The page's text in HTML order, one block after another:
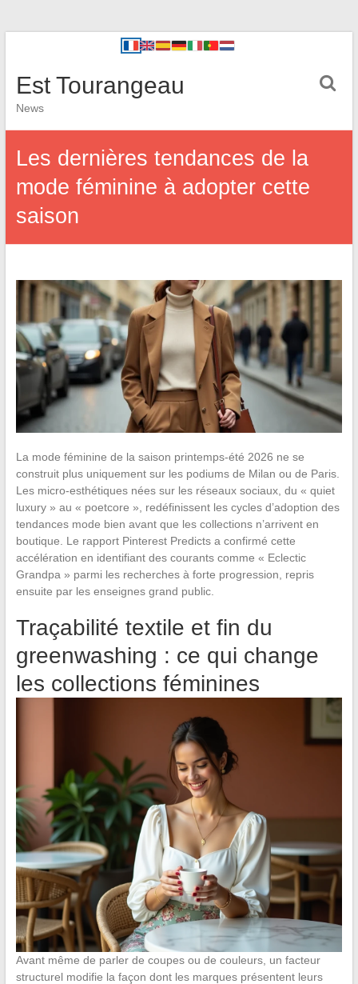
Est Tourangeau
News
Les dernières tendances de la
mode féminine à adopter cette
saison
La mode féminine de la saison printemps-été 2026 ne se
construit plus uniquement sur les podiums de Milan ou de Paris.
Les micro-esthétiques nées sur les réseaux sociaux, du « quiet
luxury » au « poetcore », redéfinissent les cycles d’adoption des
tendances mode bien avant que les collections n’arrivent en
boutique. Le rapport Pinterest Predicts a confirmé cette
accélération en identifiant des courants comme « Eclectic
Grandpa » parmi les recherches à forte progression, repris
ensuite par les enseignes grand public.
Traçabilité textile et fin du
greenwashing : ce qui change
les collections féminines
Avant même de parler de coupes ou de couleurs, un facteur
structurel modifie la façon dont les marques présentent leurs